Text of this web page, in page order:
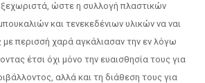
ώστε η συλλογή πλαστικών
και τενεκεδένιων υλικών να ναι
με περισσή χαρά αγκάλιασαν την εν λόγω
έτσι όχι μόνο την ευαισθησία τους για
αλλά και τη διάθεση τους για